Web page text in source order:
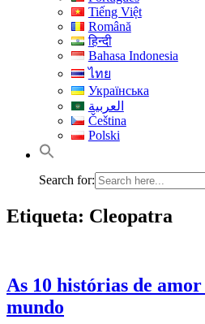
Tiếng Việt
Română
हिन्दी
Bahasa Indonesia
ไทย
Українська
العربية
Čeština
Polski
Search for:
Etiqueta: Cleopatra
As 10 histórias de
mundo